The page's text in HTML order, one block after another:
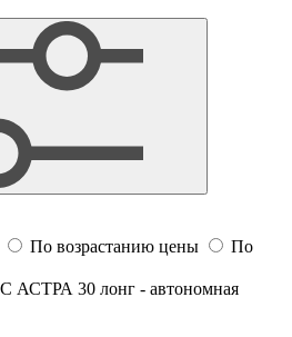
По возрастанию цены
По